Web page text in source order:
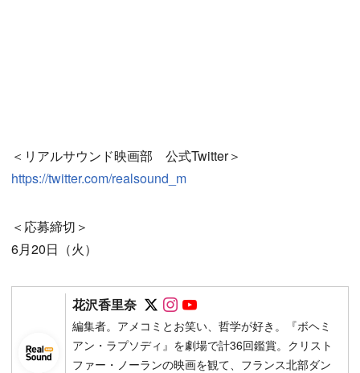
＜リアルサウンド映画部 公式Twitter＞
https://twitter.com/realsound_m
＜応募締切＞
6月20日（火）
花沢香里奈 Follow on SNS
Follow on SNS
編集者。アメコミとお笑い、哲学が好き。『ボヘミ
アン・ラプソディ』を劇場で計36回鑑賞。クリスト
ファー・ノーランの映画を観て、フランス北部ダン